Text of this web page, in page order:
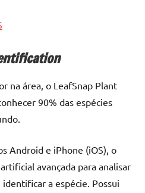
na área, o LeafSnap Plant
90% das espécies
Android e iPhone (iOS), o
avançada para analisar
a espécie. Possui